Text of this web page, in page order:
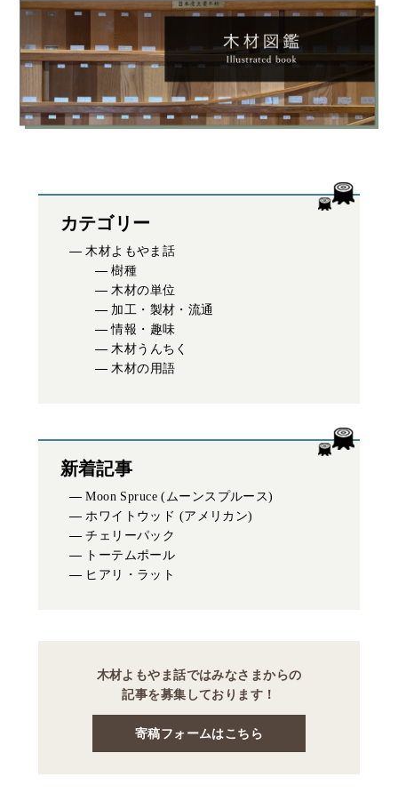
カテゴリー
木材よもやま話
樹種
木材の単位
加工・製材・流通
情報・趣味
木材うんちく
木材の用語
新着記事
Moon Spruce (ムーンスプルース)
ホワイトウッド (アメリカン)
チェリーパック
トーテムポール
ヒアリ・ラット
木材よもやま話ではみなさまからの
記事を募集しております！
寄稿フォームはこちら